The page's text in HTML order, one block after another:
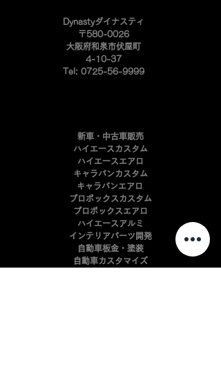
​Dynastyダイナスティ
〒580-0026
大阪府和泉市伏屋町
4-10-37
Tel: 0725-56-9999
新車・中古車販売
ハイエースカスタム
ハイエースエアロ
キャラバンカスタム
キャラバンエアロ
プロボックスカスタム
​プロボックスエアロ
ハイエースアルミ
インテリアパーツ開発
自動車板金・塗装
​自動車カスタマイズ